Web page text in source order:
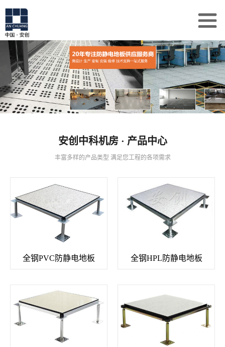
安创中科机房 · 产品中心
丰富多样的产品类型 满足您工程的各项需求
全钢PVC防静电地板 全钢HPL防静电地板